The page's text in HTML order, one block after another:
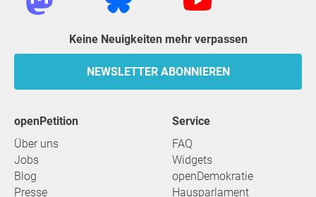
Keine Neuigkeiten mehr verpassen
NEWSLETTER ABONNIEREN
openPetition
Über uns
Jobs
Blog
Presse
Service
FAQ
Widgets
openDemokratie
Hausparlament